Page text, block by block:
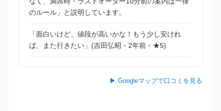
のルール」と説明しています。
「面白いけど、値段が高いかな！もう少し安けれ
ば、また行きたい」(吉田弘昭・2年前・★5)
▶ Googleマップで口コミを見る